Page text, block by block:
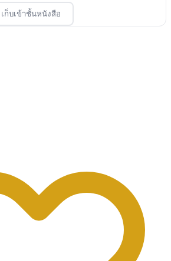
เก็บเข้าชั้นหนังสือ